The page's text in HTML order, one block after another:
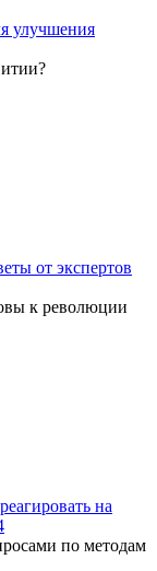
улучшения
от экспертов
к революции
на
по методам